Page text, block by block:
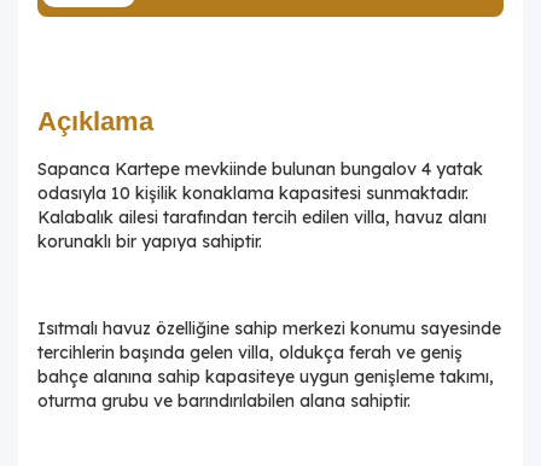
Açıklama
Sapanca Kartepe mevkiinde bulunan bungalov 4 yatak
odasıyla 10 kişilik konaklama kapasitesi sunmaktadır.
Kalabalık ailesi tarafından tercih edilen villa, havuz alanı
korunaklı bir yapıya sahiptir.
Isıtmalı havuz özelliğine sahip merkezi konumu sayesinde
tercihlerin başında gelen villa, oldukça ferah ve geniş
bahçe alanına sahip kapasiteye uygun genişleme takımı,
oturma grubu ve barındırılabilen alana sahiptir.